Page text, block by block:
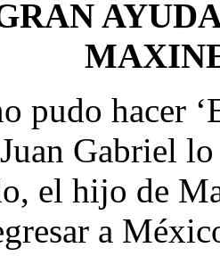
pudo hacer
Gabriel
el hijo de
a